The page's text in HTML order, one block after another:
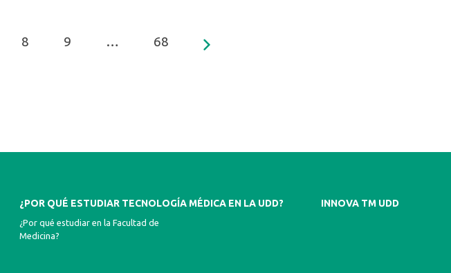
8 9 … 68
¿POR QUÉ ESTUDIAR TECNOLOGÍA MÉDICA EN LA UDD?
¿Por qué estudiar en la Facultad de
Medicina?
INNOVA TM UDD